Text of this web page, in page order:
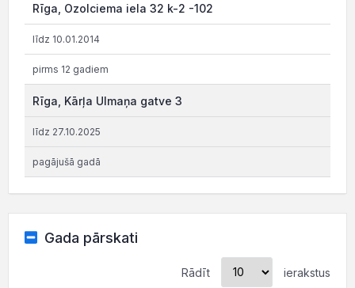
Rīga, Ozolciema iela 32 k-2 -102
līdz 10.01.2014
pirms 12 gadiem
Rīga, Kārļa Ulmaņa gatve 3
līdz 27.10.2025
pagājušā gadā
Gada pārskati
Rādīt ierakstus